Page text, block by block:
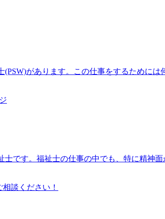
があります。この仕事をするために
です。福祉士の仕事の中でも、特に精神
談ください！